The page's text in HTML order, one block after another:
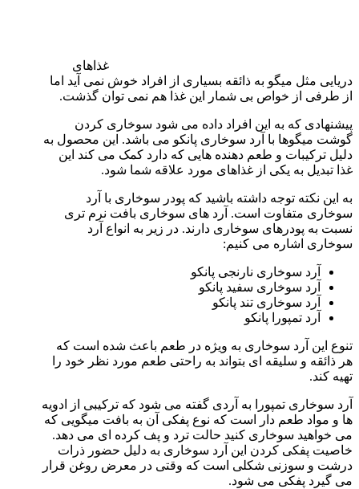
غذاهای
دریایی مثل میگو به ذائقه بسیاری از افراد خوش نمی آید اما
از طرفی از خواص بی شمار این غذا هم نمی توان گذشت.
پیشنهادی که به این افراد داده می شود سوخاری کردن
گوشت میگوها با آرد سوخاری پانکو می باشد. این محصول به
دلیل ترکیبات و طعم دهنده هایی که دارد کمک می کند این
غذا تبدیل به یکی از غذاهای مورد علاقه شما شود.
به این نکته توجه داشته باشید که پودر سوخاری با آرد
سوخاری متفاوت است. آرد های سوخاری بافت نرم تری
نسبت به پودرهای سوخاری دارند. در زیر به انواع آرد
سوخاری اشاره می کنیم:
آرد سوخاری نارنجی پانکو
آرد سوخاری سفید پانکو
آرد سوخاری تند پانکو
آرد تمپورا پانکو
تنوع این آرد سوخاری به ویژه در طعم باعث شده است که
هر ذائقه و سلیقه ای بتواند به راحتی طعم مورد نظر خود را
تهیه کند.
آرد سوخاری تمپورا به آردی گفته می شود که ترکیبی از ادویه
ها و مواد طعم دار است که نوع پفکی آن به بافت میگویی که
می خواهید سوخاری کنید حالت ترد و پف کرده ای می دهد.
خاصیت پفکی کردن این آرد سوخاری به دلیل حضور ذرات
درشت و سوزنی شکلی است که وقتی در معرض روغن قرار
می گیرد پفکی می شود.